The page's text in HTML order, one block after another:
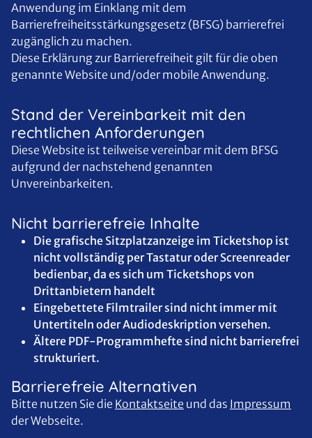
Anwendung im Einklang mit dem
Barrierefreiheitsstärkungsgesetz (BFSG) barrierefrei
zugänglich zu machen.
Diese Erklärung zur Barrierefreiheit gilt für die oben
genannte Website und/oder mobile Anwendung.
Stand der Vereinbarkeit mit den
rechtlichen Anforderungen
Diese Website ist teilweise vereinbar mit dem BFSG
aufgrund der nachstehend genannten
Unvereinbarkeiten.
Nicht barrierefreie Inhalte
Die grafische Sitzplatzanzeige im Ticketshop ist
nicht vollständig per Tastatur oder Screenreader
bedienbar, da es sich um Ticketshops von
Drittanbietern handelt
Eingebettete Filmtrailer sind nicht immer mit
Untertiteln oder Audiodeskription versehen.
Ältere PDF-Programmhefte sind nicht barrierefrei
strukturiert.
Barrierefreie Alternativen
Bitte nutzen Sie die Kontaktseite und das Impressum
der Webseite.